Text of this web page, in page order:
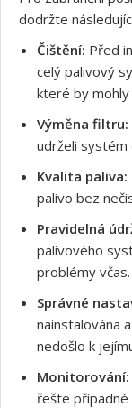
dodržte
Čištění: Před
celý palivový
které by
Výměna filtru:
udrželi systém
Kvalita paliva:
palivo bez
Pravidelná
palivového
problémy včas.
Správné
nainstalována
nedošlo k
Monitorování:
řešte případné